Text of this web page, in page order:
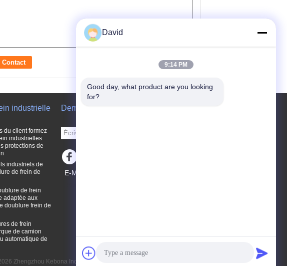
industrielle
du client formez
industrielles
protections de
industriels de
de frein de
de frein
adaptée aux
doublure frein de
de frein
de camion
automatique de
Demande de soumission
E-Mail
Zhengzhou Kebona Industry Co., Ltd. All Rights Reserved.
David
9:14 PM
Good day, what product are you looking
for?